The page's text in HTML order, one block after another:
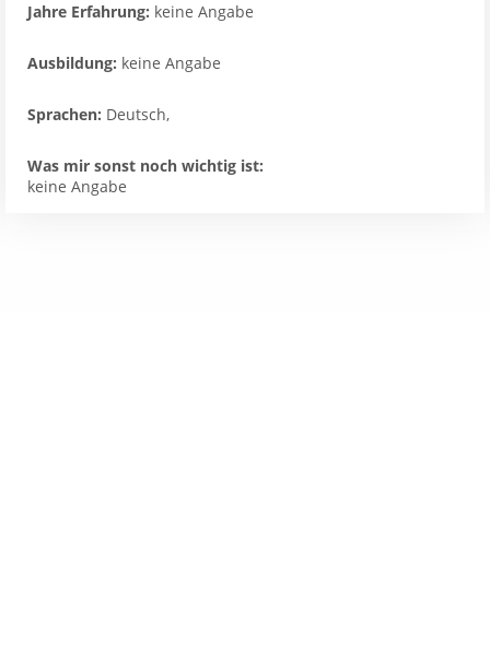
Jahre Erfahrung: keine Angabe
Ausbildung: keine Angabe
Sprachen: Deutsch,
Was mir sonst noch wichtig ist:
keine Angabe